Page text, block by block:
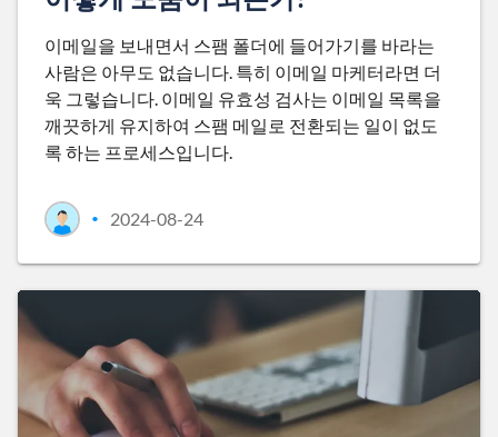
이메일을 보내면서 스팸 폴더에 들어가기를 바라는
사람은 아무도 없습니다. 특히 이메일 마케터라면 더
욱 그렇습니다. 이메일 유효성 검사는 이메일 목록을
깨끗하게 유지하여 스팸 메일로 전환되는 일이 없도
록 하는 프로세스입니다.
• 2024-08-24